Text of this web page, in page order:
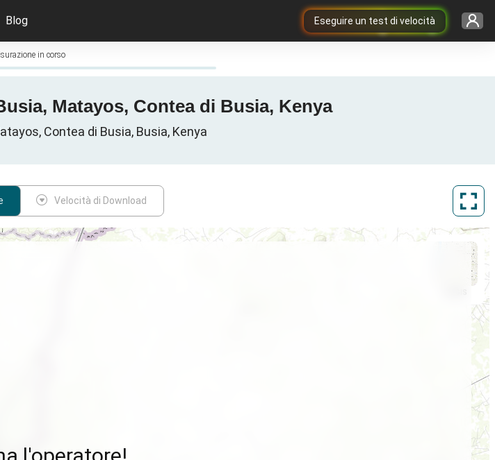
Eseguire un test di velocità
Blog
in corso
Matayos, Contea di Busia, Kenya
Contea di Busia, Busia, Kenya
Velocità di Download
l'operatore!